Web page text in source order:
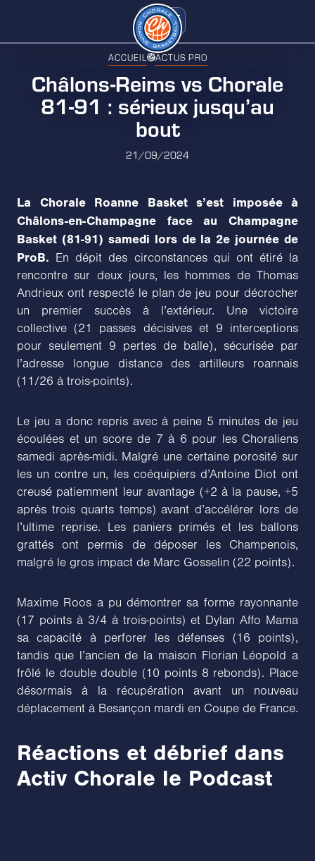
ACCUEIL ACTUS PRO
Châlons-Reims vs Chorale
81-91 : sérieux jusqu’au
bout
21/09/2024
La Chorale Roanne Basket s’est imposée à
Châlons-en-Champagne face au Champagne
Basket (81-91) samedi lors de la 2e journée de
ProB. En dépit des circonstances qui ont étiré la
rencontre sur deux jours, les hommes de Thomas
Andrieux ont respecté le plan de jeu pour décrocher
un premier succès à l’extérieur. Une victoire
collective (21 passes décisives et 9 interceptions
pour seulement 9 pertes de balle), sécurisée par
l’adresse longue distance des artilleurs roannais
(11/26 à trois-points).
Le jeu a donc repris avec à peine 5 minutes de jeu
écoulées et un score de 7 à 6 pour les Choraliens
samedi après-midi. Malgré une certaine porosité sur
les un contre un, les coéquipiers d’Antoine Diot ont
creusé patiemment leur avantage (+2 à la pause, +5
après trois quarts temps) avant d’accélérer lors de
l’ultime reprise. Les paniers primés et les ballons
grattés ont permis de déposer les Champenois,
malgré le gros impact de Marc Gosselin (22 points).
Maxime Roos a pu démontrer sa forme rayonnante
(17 points à 3/4 à trois-points) et Dylan Affo Mama
sa capacité à perforer les défenses (16 points),
tandis que l’ancien de la maison Florian Léopold a
frôlé le double double (10 points 8 rebonds). Place
désormais à la récupération avant un nouveau
déplacement à Besançon mardi en Coupe de France.
Réactions et débrief dans
Activ Chorale le Podcast